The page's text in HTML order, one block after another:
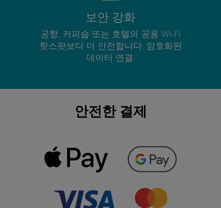
보안 강화
공항, 커피숍 또는 호텔의 공용 Wi-Fi
핫스팟보다 더 안전합니다. 암호화된
데이터 연결.
안전한 결제